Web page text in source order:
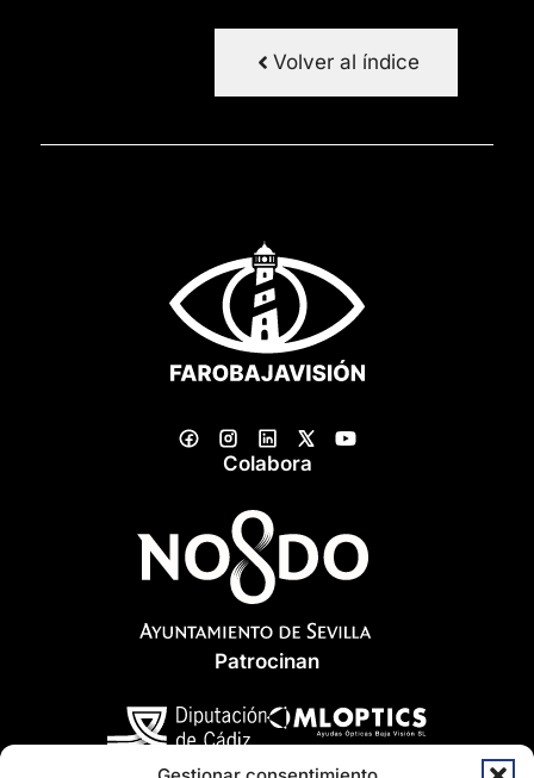
Volver al índice
Colabora
Patrocinan